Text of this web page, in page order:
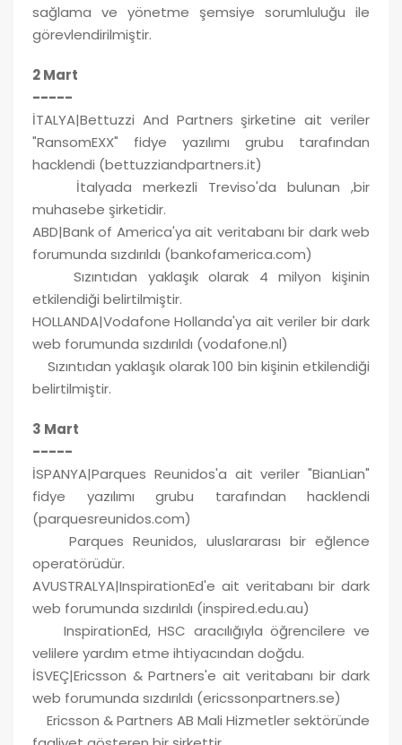
sağlama ve yönetme şemsiye sorumluluğu ile
görevlendirilmiştir.
2 Mart
-----
İTALYA|Bettuzzi And Partners şirketine ait veriler
"RansomEXX" fidye yazılımı grubu tarafından
hacklendi (bettuzziandpartners.it)
İtalyada merkezli Treviso'da bulunan ,bir
muhasebe şirketidir.
ABD|Bank of America'ya ait veritabanı bir dark web
forumunda sızdırıldı (bankofamerica.com)
Sızıntıdan yaklaşık olarak 4 milyon kişinin
etkilendiği belirtilmiştir.
HOLLANDA|Vodafone Hollanda'ya ait veriler bir dark
web forumunda sızdırıldı (vodafone.nl)
Sızıntıdan yaklaşık olarak 100 bin kişinin etkilendiği
belirtilmiştir.
3 Mart
-----
İSPANYA|Parques Reunidos'a ait veriler "BianLian"
fidye yazılımı grubu tarafından hacklendi
(parquesreunidos.com)
Parques Reunidos, uluslararası bir eğlence
operatörüdür.
AVUSTRALYA|InspirationEd'e ait veritabanı bir dark
web forumunda sızdırıldı (inspired.edu.au)
InspirationEd, HSC aracılığıyla öğrencilere ve
velilere yardım etme ihtiyacından doğdu.
İSVEÇ|Ericsson & Partners'e ait veritabanı bir dark
web forumunda sızdırıldı (ericssonpartners.se)
Ericsson & Partners AB Mali Hizmetler sektöründe